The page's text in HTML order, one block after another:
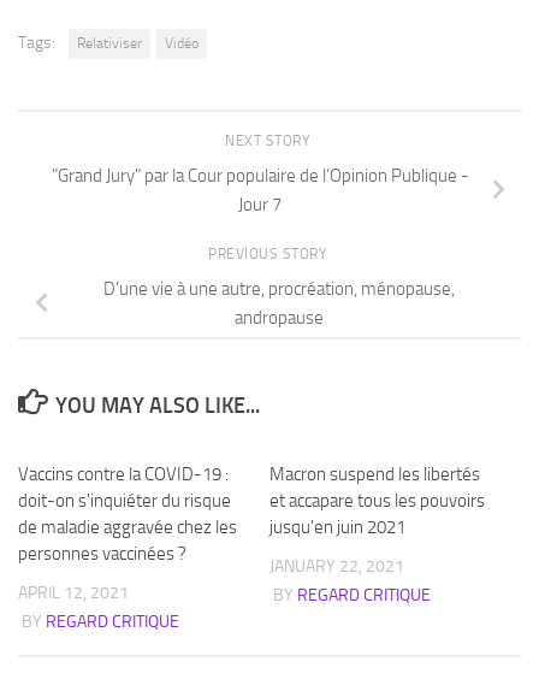
Tags: Relativiser Vidéo
NEXT STORY
"Grand Jury" par la Cour populaire de l’Opinion Publique -
Jour 7
PREVIOUS STORY
D’une vie à une autre, procréation, ménopause,
andropause
YOU MAY ALSO LIKE...
Vaccins contre la COVID-19 :
doit-on s'inquiéter du risque
de maladie aggravée chez les
personnes vaccinées ?
APRIL 12, 2021
BY REGARD CRITIQUE
Macron suspend les libertés
et accapare tous les pouvoirs
jusqu'en juin 2021
JANUARY 22, 2021
BY REGARD CRITIQUE